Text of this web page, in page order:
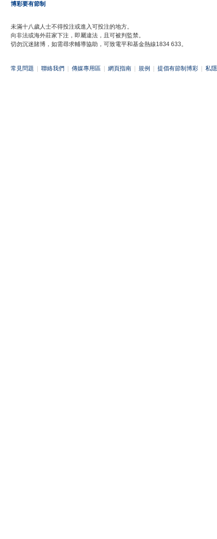
博彩要有節制
未滿十八歲人士不得投注或進入可投注的地方。
向非法或海外莊家下注，即屬違法，且可被判監禁。
切勿沉迷賭博，如需尋求輔導協助，可致電平和基金熱線1834 633。
常見問題 聯絡我們 傳媒專用區 網頁指南 規例 提倡有節制博彩 私